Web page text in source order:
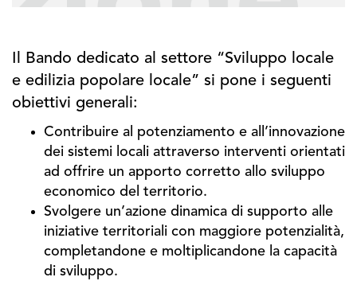
Il Bando dedicato al settore “Sviluppo locale
e edilizia popolare locale” si pone i seguenti
obiettivi generali:
Contribuire al potenziamento e all’innovazione
dei sistemi locali attraverso interventi orientati
ad offrire un apporto corretto allo sviluppo
economico del territorio.
Svolgere un’azione dinamica di supporto alle
iniziative territoriali con maggiore potenzialità,
completandone e moltiplicandone la capacità
di sviluppo.